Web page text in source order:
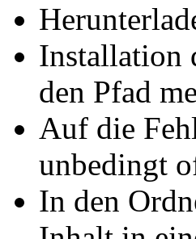
Installation
den Pfad
Auf die
unbedingt
In den